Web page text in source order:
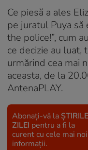
Ce piesă a ales
pe juratul Puya să
the police!”, cum
ce decizie au
urmărind cea mai
aceasta, de la
AntenaPLAY.
Abonați-vă la ȘTIRILE
ZILEI pentru a fi la
curent cu cele mai noi
informații.